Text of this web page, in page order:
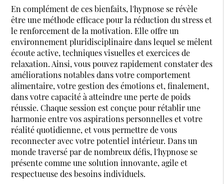
En complément de ces bienfaits, l'hypnose se révèle
être une méthode efficace pour la réduction du stress et
le renforcement de la motivation. Elle offre un
environnement pluridisciplinaire dans lequel se mêlent
écoute active, techniques visuelles et exercices de
relaxation. Ainsi, vous pouvez rapidement constater des
améliorations notables dans votre comportement
alimentaire, votre gestion des émotions et, finalement,
dans votre capacité à atteindre une perte de poids
réussie. Chaque session est conçue pour rétablir une
harmonie entre vos aspirations personnelles et votre
réalité quotidienne, et vous permettre de vous
reconnecter avec votre potentiel intérieur. Dans un
monde traversé par de nombreux défis, l'hypnose se
présente comme une solution innovante, agile et
respectueuse des besoins individuels.